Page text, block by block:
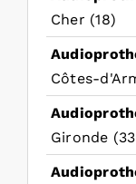
Cher (18)
Côtes-
Gironde